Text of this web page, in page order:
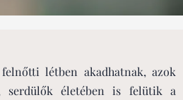
felnőtti létben akadhatnak, azok
serdülők életében is felütik a